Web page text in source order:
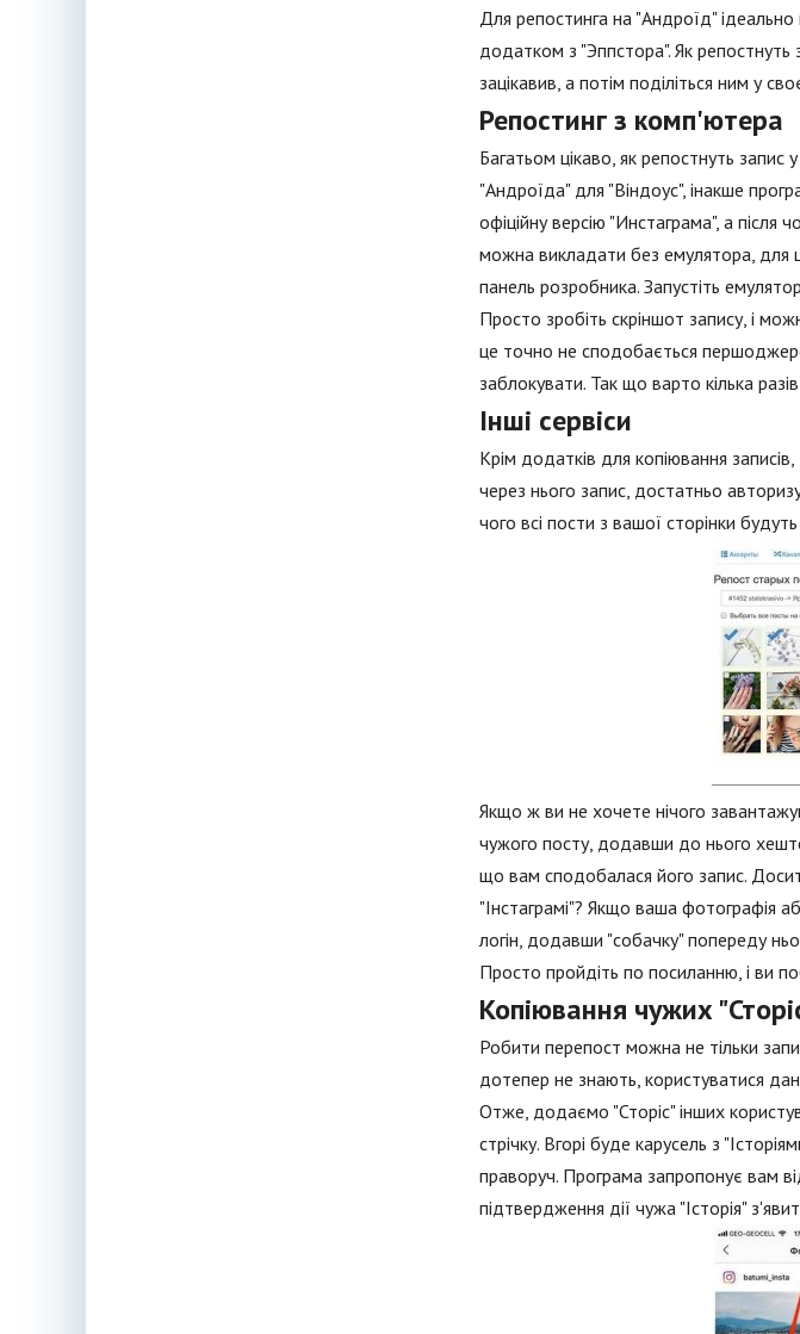
Для репостинга на "Андроїд"
додатком з "Эппстора". Як репостнуть
зацікавив, а потім поділіться ним у
Репостинг з комп'ютера
Багатьом цікаво, як репостнуть
"Андроїда" для "Віндоус", інакше
офіційну версію "Инстаграма", а після
можна викладати без емулятора, для
панель розробника. Запустіть
Просто зробіть скріншот запису, і
це точно не сподобається
заблокувати. Так що варто кілька
Інші сервіси
Крім додатків для копіювання
через нього запис, достатньо
чого всі пости з вашої сторінки
Якщо ж ви не хочете нічого
чужого посту, додавши до нього
що вам сподобалася його запис.
"Інстаграмі"? Якщо ваша фотографія
логін, додавши "собачку" попереду
Просто пройдіть по посиланню, і ви
Копіювання чужих
Робити перепост можна не тільки
дотепер не знають, користуватися
Отже, додаємо "Сторіс" інших
стрічку. Вгорі буде карусель з
праворуч. Програма запропонує вам
підтвердження дії чужа "Історія"